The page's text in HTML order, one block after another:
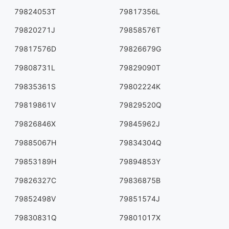
79824053T 79817356L
79820271J 79858576T
79817576D 79826679G
79808731L 79829090T
79835361S 79802224K
79819861V 79829520Q
79826846X 79845962J
79885067H 79834304Q
79853189H 79894853Y
79826327C 79836875B
79852498V 79851574J
79830831Q 79801017X